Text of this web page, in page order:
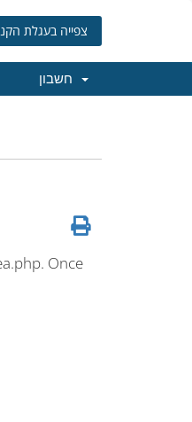
צפייה בעגלת
Once